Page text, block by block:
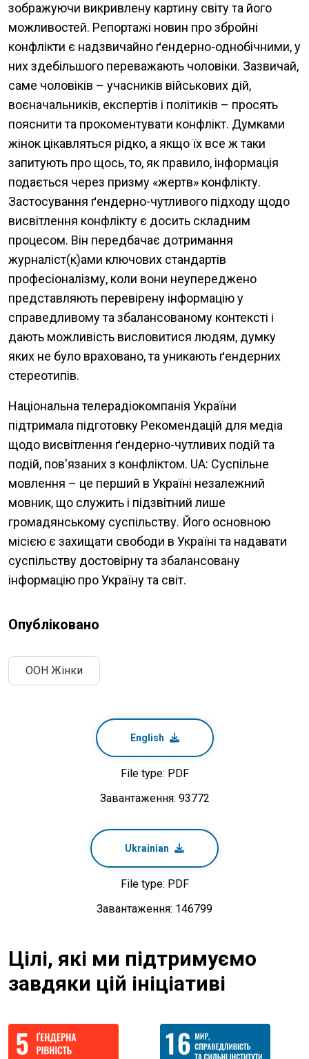
зображуючи викривлену картину світу та його
можливостей. Репортажі новин про збройні
конфлікти є надзвичайно ґендерно-однобічними, у
них здебільшого переважають чоловіки. Зазвичай,
саме чоловіків – учасників військових дій,
воєначальників, експертів і політиків – просять
пояснити та прокоментувати конфлікт. Думками
жінок цікавляться рідко, а якщо їх все ж таки
запитують про щось, то, як правило, інформація
подається через призму «жертв» конфлікту.
Застосування ґендерно-чутливого підходу щодо
висвітлення конфлікту є досить складним
процесом. Він передбачає дотримання
журналіст(к)ами ключових стандартів
професіоналізму, коли вони неупереджено
представляють перевірену інформацію у
справедливому та збалансованому контексті і
дають можливість висловитися людям, думку
яких не було враховано, та уникають ґендерних
стереотипів.
Національна телерадіокомпанія України
підтримала підготовку Рекомендацій для медіа
щодо висвітлення ґендерно-чутливих подій та
подій, пов'язаних з конфліктом. UA: Суспільне
мовлення – це перший в Україні незалежний
мовник, що служить і підзвітний лише
громадянському суспільству. Його основною
місією є захищати свободи в Україні та надавати
суспільству достовірну та збалансовану
інформацію про Україну та світ.
Опубліковано
ООН Жінки
English
File type: PDF
Завантаження: 93772
Ukrainian
File type: PDF
Завантаження: 146799
Цілі, які ми підтримуємо
завдяки цій ініціативі